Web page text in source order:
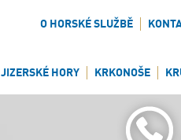
O HORSKÉ SLUŽBĚ
JIZERSKÉ HORY KRKONOŠE